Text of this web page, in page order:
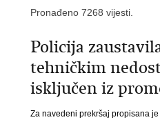
Pronađeno 7268 vijesti.
Policija
tehničkim
isključen iz
Za navedeni prekršaj propisana